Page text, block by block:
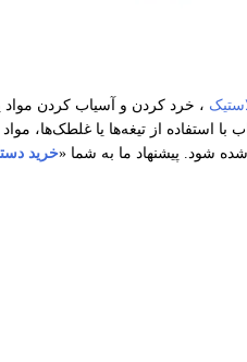
، خرد کردن و آسیاب کردن مواد
استفاده از تیغه‌ها یا غلطک‌ها،
شود. پیشنهاد ما به شما «خرید